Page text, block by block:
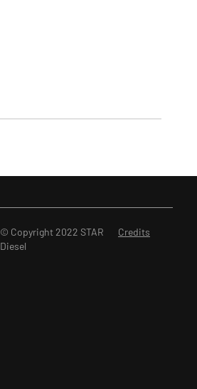
Credits
© Copyright 2022 STAR
Diesel